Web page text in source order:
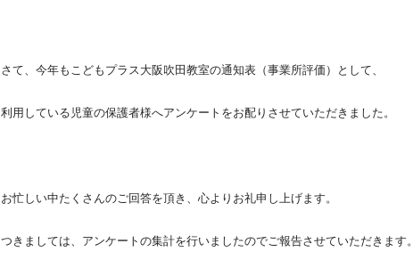
さて、今年もこどもプラス大阪吹田教室の通知表（事業所評価）として、
利用している児童の保護者様へアンケートをお配りさせていただきました。
お忙しい中たくさんのご回答を頂き、心よりお礼申し上げます。
つきましては、アンケートの集計を行いましたのでご報告させていただきます。